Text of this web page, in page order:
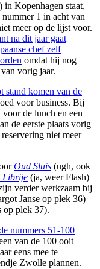
in Kopenhagen staat,
nummer 1 in acht van
meer op de lijst voor.
na dit jaar gaat
chef zelf
omdat hij nog
vorig jaar.
stand komen van de
voor business. Bij
de lunch en een
de eerste plaats vorig
niet meer
Oud Sluis (ugh, ook
Librije (ja, weer Flash)
verder werkzaam bij
Janse op plek 36)
plek 37).
nummers 51-100
van de 100 ooit
eens mee te
Zwolle plannen.